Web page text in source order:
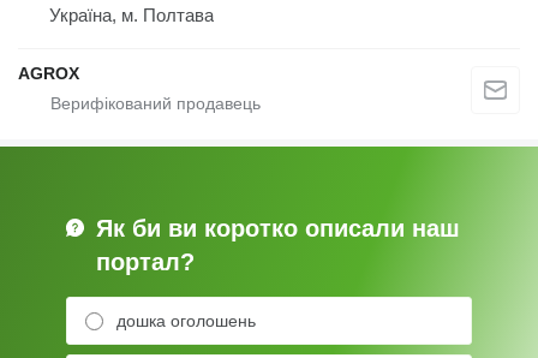
Україна, м. Полтава
AGROX
Як би ви коротко описали наш
портал?
дошка оголошень